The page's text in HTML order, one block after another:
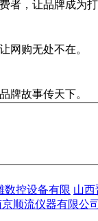
者，让品牌成为
网购无处不在。
牌故事传天下。
数控设备有限 山西
京顺流仪器有限公